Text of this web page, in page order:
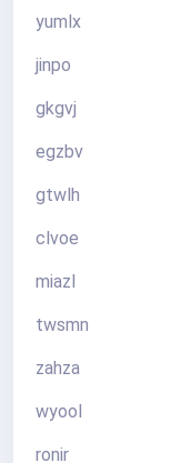
yumlx
jinpo
gkgvj
egzbv
gtwlh
clvoe
miazl
twsmn
zahza
wyool
ronir